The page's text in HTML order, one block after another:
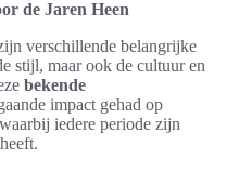
de Jaren Heen
verschillende belangrijke
stijl, maar ook de cultuur en
bekende
impact gehad op
iedere periode zijn